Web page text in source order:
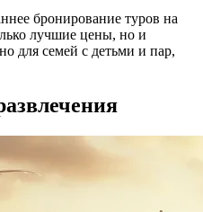
бронирование туров на
лучшие цены, но и
для семей с детьми и пар,